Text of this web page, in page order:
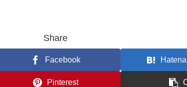
Share
Facebook
Pinterest